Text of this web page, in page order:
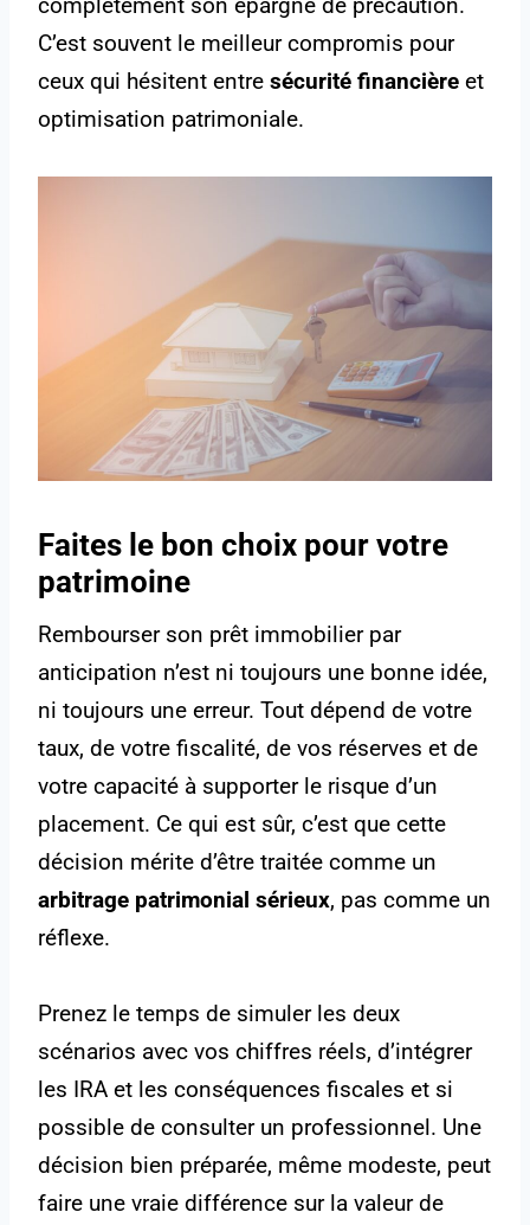
complètement son épargne de précaution.
C’est souvent le meilleur compromis pour
ceux qui hésitent entre sécurité financière et
optimisation patrimoniale.
Faites le bon choix pour votre
patrimoine
Rembourser son prêt immobilier par
anticipation n’est ni toujours une bonne idée,
ni toujours une erreur. Tout dépend de votre
taux, de votre fiscalité, de vos réserves et de
votre capacité à supporter le risque d’un
placement. Ce qui est sûr, c’est que cette
décision mérite d’être traitée comme un
arbitrage patrimonial sérieux, pas comme un
réflexe.
Prenez le temps de simuler les deux
scénarios avec vos chiffres réels, d’intégrer
les IRA et les conséquences fiscales et si
possible de consulter un professionnel. Une
décision bien préparée, même modeste, peut
faire une vraie différence sur la valeur de